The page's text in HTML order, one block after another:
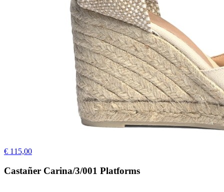
€ 115,00
Castañer Carina/3/001 Platforms